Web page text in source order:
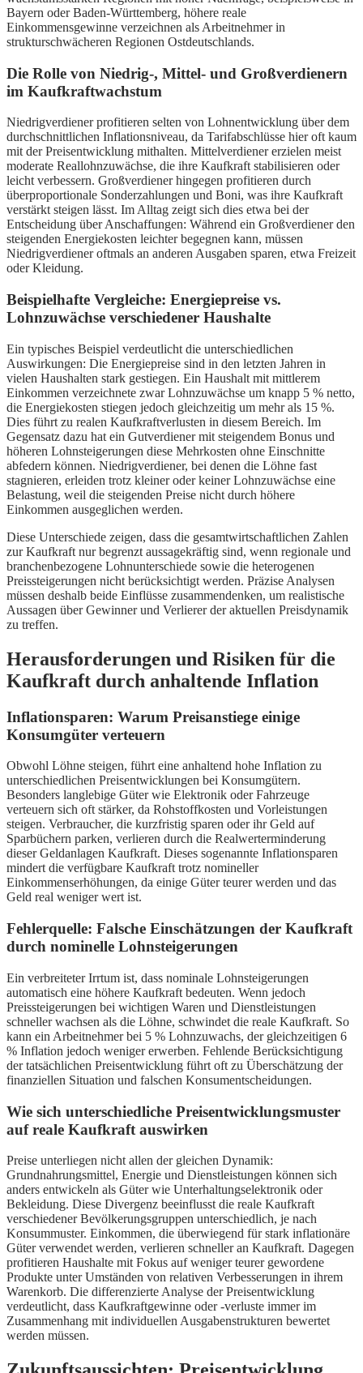
Bayern oder Baden-Württemberg, höhere reale
Einkommensgewinne verzeichnen als Arbeitnehmer in
strukturschwächeren Regionen Ostdeutschlands.
Die Rolle von Niedrig-, Mittel- und Großverdienern
im Kaufkraftwachstum
Niedrigverdiener profitieren selten von Lohnentwicklung über dem
durchschnittlichen Inflationsniveau, da Tarifabschlüsse hier oft kaum
mit der Preisentwicklung mithalten. Mittelverdiener erzielen meist
moderate Reallohnzuwächse, die ihre Kaufkraft stabilisieren oder
leicht verbessern. Großverdiener hingegen profitieren durch
überproportionale Sonderzahlungen und Boni, was ihre Kaufkraft
verstärkt steigen lässt. Im Alltag zeigt sich dies etwa bei der
Entscheidung über Anschaffungen: Während ein Großverdiener den
steigenden Energiekosten leichter begegnen kann, müssen
Niedrigverdiener oftmals an anderen Ausgaben sparen, etwa Freizeit
oder Kleidung.
Beispielhafte Vergleiche: Energiepreise vs.
Lohnzuwächse verschiedener Haushalte
Ein typisches Beispiel verdeutlicht die unterschiedlichen
Auswirkungen: Die Energiepreise sind in den letzten Jahren in
vielen Haushalten stark gestiegen. Ein Haushalt mit mittlerem
Einkommen verzeichnete zwar Lohnzuwächse um knapp 5 % netto,
die Energiekosten stiegen jedoch gleichzeitig um mehr als 15 %.
Dies führt zu realen Kaufkraftverlusten in diesem Bereich. Im
Gegensatz dazu hat ein Gutverdiener mit steigendem Bonus und
höheren Lohnsteigerungen diese Mehrkosten ohne Einschnitte
abfedern können. Niedrigverdiener, bei denen die Löhne fast
stagnieren, erleiden trotz kleiner oder keiner Lohnzuwächse eine
Belastung, weil die steigenden Preise nicht durch höhere
Einkommen ausgeglichen werden.
Diese Unterschiede zeigen, dass die gesamtwirtschaftlichen Zahlen
zur Kaufkraft nur begrenzt aussagekräftig sind, wenn regionale und
branchenbezogene Lohnunterschiede sowie die heterogenen
Preissteigerungen nicht berücksichtigt werden. Präzise Analysen
müssen deshalb beide Einflüsse zusammendenken, um realistische
Aussagen über Gewinner und Verlierer der aktuellen Preisdynamik
zu treffen.
Herausforderungen und Risiken für die
Kaufkraft durch anhaltende Inflation
Inflationsparen: Warum Preisanstiege einige
Konsumgüter verteuern
Obwohl Löhne steigen, führt eine anhaltend hohe Inflation zu
unterschiedlichen Preisentwicklungen bei Konsumgütern.
Besonders langlebige Güter wie Elektronik oder Fahrzeuge
verteuern sich oft stärker, da Rohstoffkosten und Vorleistungen
steigen. Verbraucher, die kurzfristig sparen oder ihr Geld auf
Sparbüchern parken, verlieren durch die Realwerterminderung
dieser Geldanlagen Kaufkraft. Dieses sogenannte Inflationsparen
mindert die verfügbare Kaufkraft trotz nomineller
Einkommenserhöhungen, da einige Güter teurer werden und das
Geld real weniger wert ist.
Fehlerquelle: Falsche Einschätzungen der Kaufkraft
durch nominelle Lohnsteigerungen
Ein verbreiteter Irrtum ist, dass nominale Lohnsteigerungen
automatisch eine höhere Kaufkraft bedeuten. Wenn jedoch
Preissteigerungen bei wichtigen Waren und Dienstleistungen
schneller wachsen als die Löhne, schwindet die reale Kaufkraft. So
kann ein Arbeitnehmer bei 5 % Lohnzuwachs, der gleichzeitigen 6
% Inflation jedoch weniger erwerben. Fehlende Berücksichtigung
der tatsächlichen Preisentwicklung führt oft zu Überschätzung der
finanziellen Situation und falschen Konsumentscheidungen.
Wie sich unterschiedliche Preisentwicklungsmuster
auf reale Kaufkraft auswirken
Preise unterliegen nicht allen der gleichen Dynamik:
Grundnahrungsmittel, Energie und Dienstleistungen können sich
anders entwickeln als Güter wie Unterhaltungselektronik oder
Bekleidung. Diese Divergenz beeinflusst die reale Kaufkraft
verschiedener Bevölkerungsgruppen unterschiedlich, je nach
Konsummuster. Einkommen, die überwiegend für stark inflationäre
Güter verwendet werden, verlieren schneller an Kaufkraft. Dagegen
profitieren Haushalte mit Fokus auf weniger teurer gewordene
Produkte unter Umständen von relativen Verbesserungen in ihrem
Warenkorb. Die differenzierte Analyse der Preisentwicklung
verdeutlicht, dass Kaufkraftgewinne oder -verluste immer im
Zusammenhang mit individuellen Ausgabenstrukturen bewertet
werden müssen.